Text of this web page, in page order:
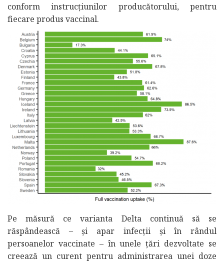
conform instrucțiunilor producătorului, pentru
fiecare produs vaccinal.
Pe măsură ce varianta Delta continuă să se
răspândească – și apar infecții și în rândul
persoanelor vaccinate – în unele țări dezvoltate se
creează un curent pentru administrarea unei doze